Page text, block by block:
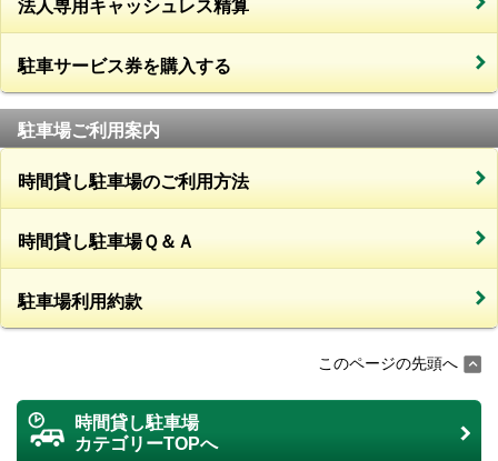
法人専用キャッシュレス精算
駐車サービス券を購入する
駐車場ご利用案内
時間貸し駐車場のご利用方法
時間貸し駐車場Ｑ＆Ａ
駐車場利用約款
このページの先頭へ
時間貸し駐車場
カテゴリーTOPへ